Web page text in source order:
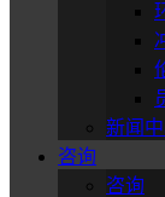
新闻
咨询
咨询